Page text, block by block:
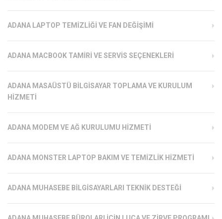
ADANA LAPTOP TEMIZLIĞI VE FAN DEĞIŞIMI
ADANA MACBOOK TAMIRI VE SERVIS SEÇENEKLERI
ADANA MASAÜSTÜ BILGISAYAR TOPLAMA VE KURULUM
HIZMETI
ADANA MODEM VE AĞ KURULUMU HIZMETI
ADANA MONSTER LAPTOP BAKIM VE TEMIZLIK HIZMETI
ADANA MUHASEBE BILGISAYARLARI TEKNIK DESTEĞI